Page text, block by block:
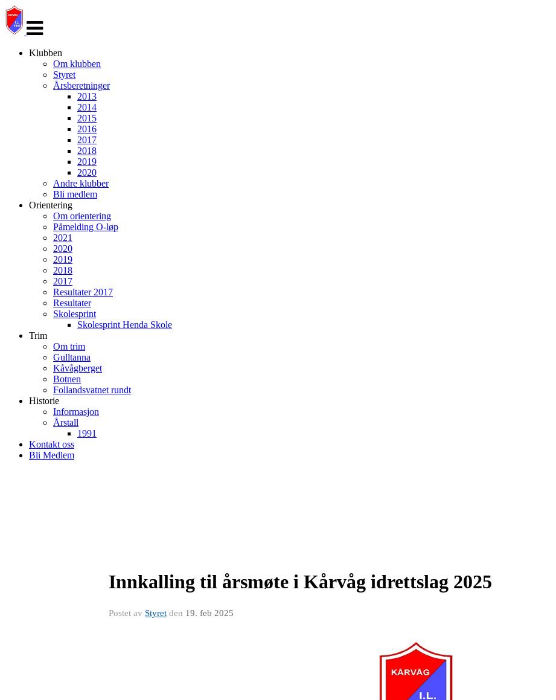
navigasjon
Klubben
Om klubben
Styret
Årsberetninger
2013
2014
2015
2016
2017
2018
2019
2020
Andre klubber
Bli medlem
Orientering
Om orientering
Påmelding O-løp
2021
2020
2019
2018
2017
Resultater 2017
Resultater
Skolesprint
Skolesprint Henda Skole
Trim
Om trim
Gulltanna
Kåvågberget
Botnen
Follandsvatnet rundt
Historie
Informasjon
Årstall
1991
Kontakt oss
Bli Medlem
Innkalling til årsmøte i Kårvåg idrettslag 2025
Postet av Styret den 19. feb 2025